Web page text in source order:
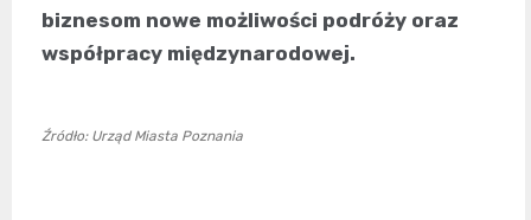
biznesom nowe możliwości podróży oraz
współpracy międzynarodowej.
Źródło: Urząd Miasta Poznania